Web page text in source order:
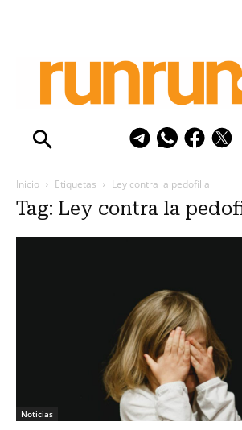
Inicio Etiquetas Ley contra la pedofilia
Tag: Ley contra la
Noticias